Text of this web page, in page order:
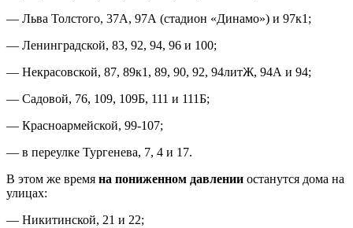
— Льва Толстого, 37А, 97А (стадион «Динамо») и 97к1;
— Ленинградской, 83, 92, 94, 96 и 100;
— Некрасовской, 87, 89к1, 89, 90, 92, 94литЖ, 94А и 94;
— Садовой, 76, 109, 109Б, 111 и 111Б;
— Красноармейской, 99-107;
— в переулке Тургенева, 7, 4 и 17.
В этом же время на пониженном давлении останутся дома на
улицах:
— Никитинской, 21 и 22;